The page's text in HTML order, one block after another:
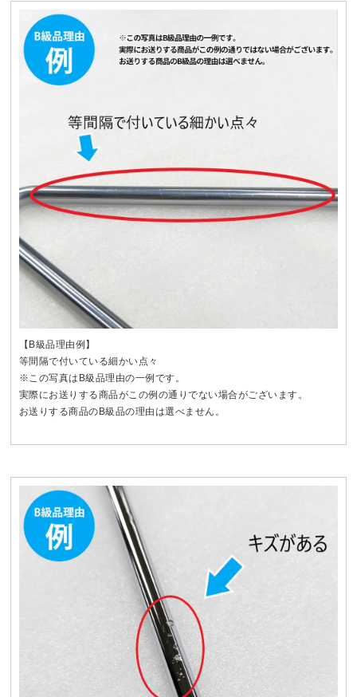
【B級品理由例】
等間隔で付いている細かい点々
※この写真はB級品理由の一例です。
実際にお送りする商品がこの例の通りでない場合がございます。
お送りする商品のB級品の理由は選べません。